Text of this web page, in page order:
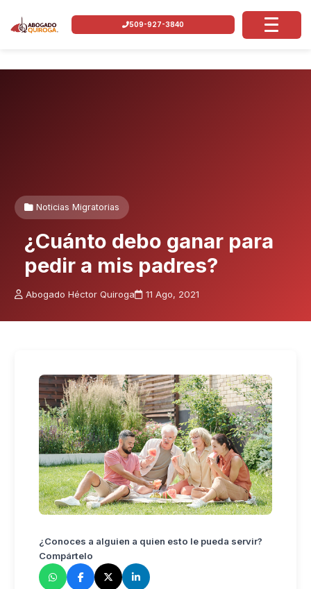
509-927-3840
Noticias Migratorias
¿Cuánto debo ganar para
pedir a mis padres?
Abogado Héctor Quiroga 11 Ago, 2021
¿Conoces a alguien a quien esto le pueda servir?
Compártelo